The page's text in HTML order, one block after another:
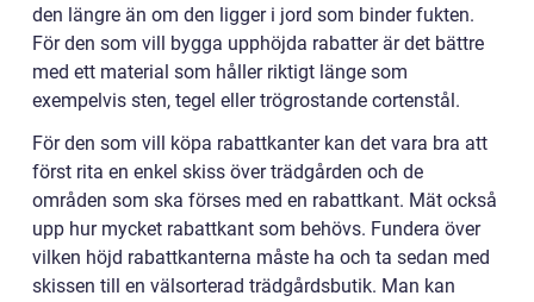
den längre än om den ligger i jord som binder fukten.
För den som vill bygga upphöjda rabatter är det bättre
med ett material som håller riktigt länge som
exempelvis sten, tegel eller trögrostande cortenstål.
För den som vill köpa rabattkanter kan det vara bra att
först rita en enkel skiss över trädgården och de
områden som ska förses med en rabattkant. Mät också
upp hur mycket rabattkant som behövs. Fundera över
vilken höjd rabattkanterna måste ha och ta sedan med
skissen till en välsorterad trädgårdsbutik. Man kan